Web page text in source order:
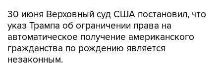
30 июня Верховный суд США постановил, что
указ Трампа об ограничении права на
автоматическое получение американского
гражданства по рождению является
незаконным.